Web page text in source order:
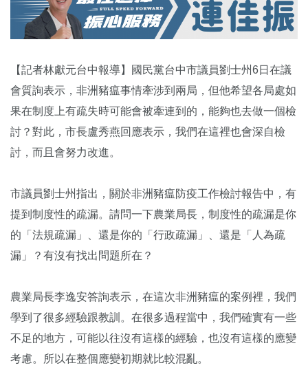
【記者林獻元台中報導】國民黨台中市議員劉士州6日在議
會質詢表示，非洲豬瘟事情牽涉到兩局，但他希望各局處如
果在制度上有疏失時可能會被牽連到的，能夠也去做一個檢
討？對此，市長盧秀燕回應表示，我們在這裡也會深自檢
討，而且會努力改進。
市議員劉士州指出，關於非洲豬瘟防疫工作檢討報告中，有
提到制度性的疏漏。請問一下農業局長，制度性的疏漏是你
的「法規疏漏」、還是你的「行政疏漏」、還是「人為疏
漏」？有沒有找出問題所在？
農業局長李逸安答詢表示，在這次非洲豬瘟的案例裡，我們
學到了很多經驗跟教訓。在很多過程當中，我們確實有一些
不足的地方，可能以往沒有這樣的經驗，也沒有這樣的應變
考慮。所以在整個應變初期就比較混亂。